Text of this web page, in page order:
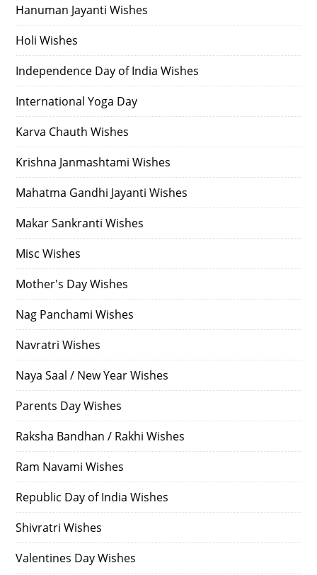
Hanuman Jayanti Wishes
Holi Wishes
Independence Day of India Wishes
International Yoga Day
Karva Chauth Wishes
Krishna Janmashtami Wishes
Mahatma Gandhi Jayanti Wishes
Makar Sankranti Wishes
Misc Wishes
Mother's Day Wishes
Nag Panchami Wishes
Navratri Wishes
Naya Saal / New Year Wishes
Parents Day Wishes
Raksha Bandhan / Rakhi Wishes
Ram Navami Wishes
Republic Day of India Wishes
Shivratri Wishes
Valentines Day Wishes